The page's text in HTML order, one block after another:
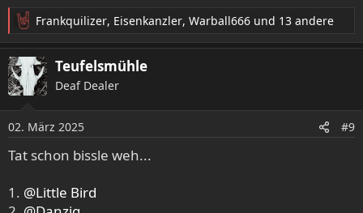
R
e
a
k
t
n
e
n
Frankquilizer, Eisenkanzler, Warball666 und 13 andere
Teufelsmühle
Deaf Dealer
02. März 2025 #9
Tat schon bissle weh...
1. @Little Bird